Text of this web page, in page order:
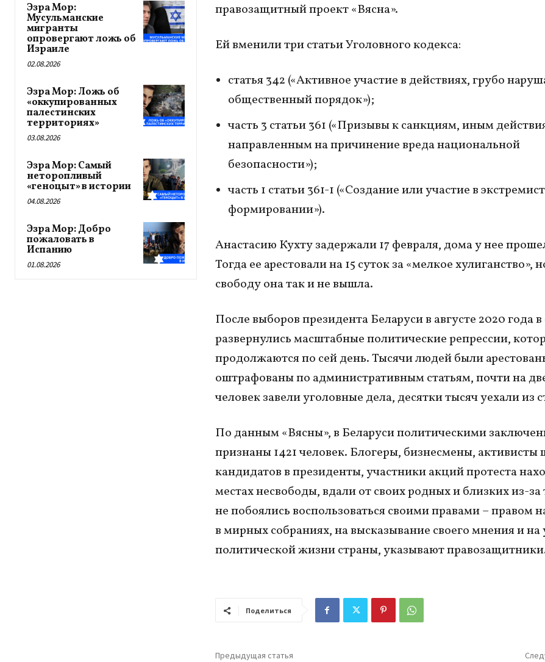
Эзра Мор:
Мусульманские
мигранты
опровергают ложь об
Израиле
02.08.2026
Эзра Мор: Ложь об
«оккупированных
палестинских
территориях»
03.08.2026
Эзра Мор: Самый
неторопливый
«геноцыт» в истории
04.08.2026
Эзра Мор: Добро
пожаловать в
Испанию
01.08.2026
правозащитный проект «Вясна».
Ей вменили три статьи Уголовного кодекса:
статья 342 («Активное участие в действиях, грубо
общественный порядок»);
часть 3 статьи 361 («Призывы к санкциям, иным
направленным на причинение вреда национальной
безопасности»);
часть 1 статьи 361-1 («Создание или участие в
формировании»).
Анастасию Кухту задержали 17 февраля, дома у нее
Тогда ее арестовали на 15 суток за «мелкое хулиганство»,
свободу она так и не вышла.
После выборов президента Беларуси в августе 2020 года в
развернулись масштабные политические репрессии,
продолжаются по сей день. Тысячи людей были
оштрафованы по административным статьям, почти на
человек завели уголовные дела, десятки тысяч уехали из
По данным «Вясны», в Беларуси политическими
признаны 1421 человек. Блогеры, бизнесмены, активисты
кандидатов в президенты, участники акций протеста
местах несвободы, вдали от своих родных и близких из-за
не побоялись воспользоваться своими правами – правом
в мирных собраниях, на высказывание своего мнения и на
политической жизни страны, указывают
Поделиться
Предыдущая статья